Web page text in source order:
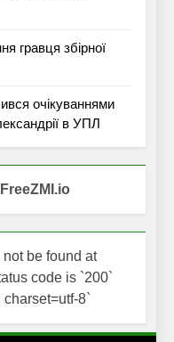
гравця збірної
очікуваннями
в УПЛ
be found at
code is `200`
8`